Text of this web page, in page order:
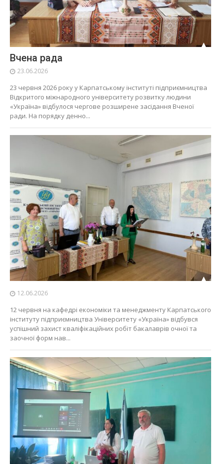
Вчена рада
23.06.2026
23 червня 2026 року у Карпатському інституті підприємництва
Відкритого міжнародного університету розвитку людини
«Україна» відбулося чергове розширене засідання Вченої
ради. На порядку денно...
12.06.2026
12 червня на кафедрі економіки та менеджменту Карпатського
інституту підприємництва Університету «Україна» відбувся
успішний захист кваліфікаційних робіт бакалаврів очної та
заочної форм нав...